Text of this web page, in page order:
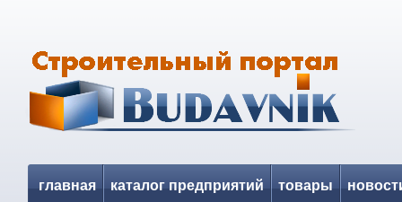
главная каталог предприятий товары